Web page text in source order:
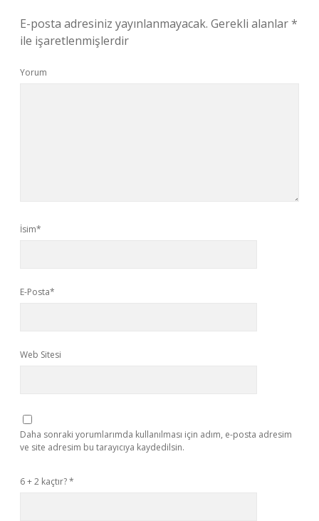
E-posta adresiniz yayınlanmayacak. Gerekli alanlar*
ile işaretlenmişlerdir
Yorum
İsim*
E-Posta*
Web Sitesi
Daha sonraki yorumlarımda kullanılması için adım, e-posta adresim
ve site adresim bu tarayıcıya kaydedilsin.
6 + 2 kaçtır?*